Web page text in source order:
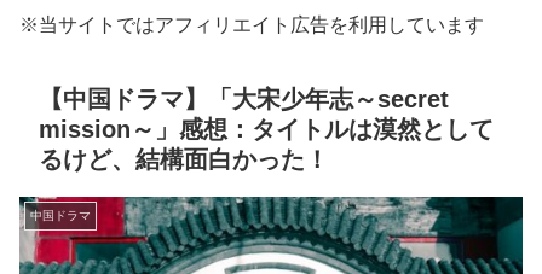
※当サイトではアフィリエイト広告を利用しています
【中国ドラマ】「大宋少年志～secret
mission～」感想：タイトルは漠然として
るけど、結構面白かった！
中国ドラマ